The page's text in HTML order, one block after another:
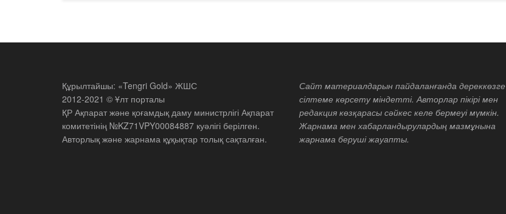
Құрылтайшы: «Tengri Gold» ЖШС
2012-2021 © Ұлт порталы
ҚР Ақпарат және қоғамдық даму министрлігі Ақпарат
комитетінің №KZ71VPY00084887 куәлігі берілген.
Авторлық және жарнама құқықтар толық сақталған.
Сайт материалдарын пайдаланғанда дереккөзге
сілтеме көрсету міндетті. Авторлар пікірі мен
редакция көзқарасы сәйкес келе бермеуі мүмкін.
Жарнама мен хабарландырулардың мазмұнына
жарнама беруші жауапты.